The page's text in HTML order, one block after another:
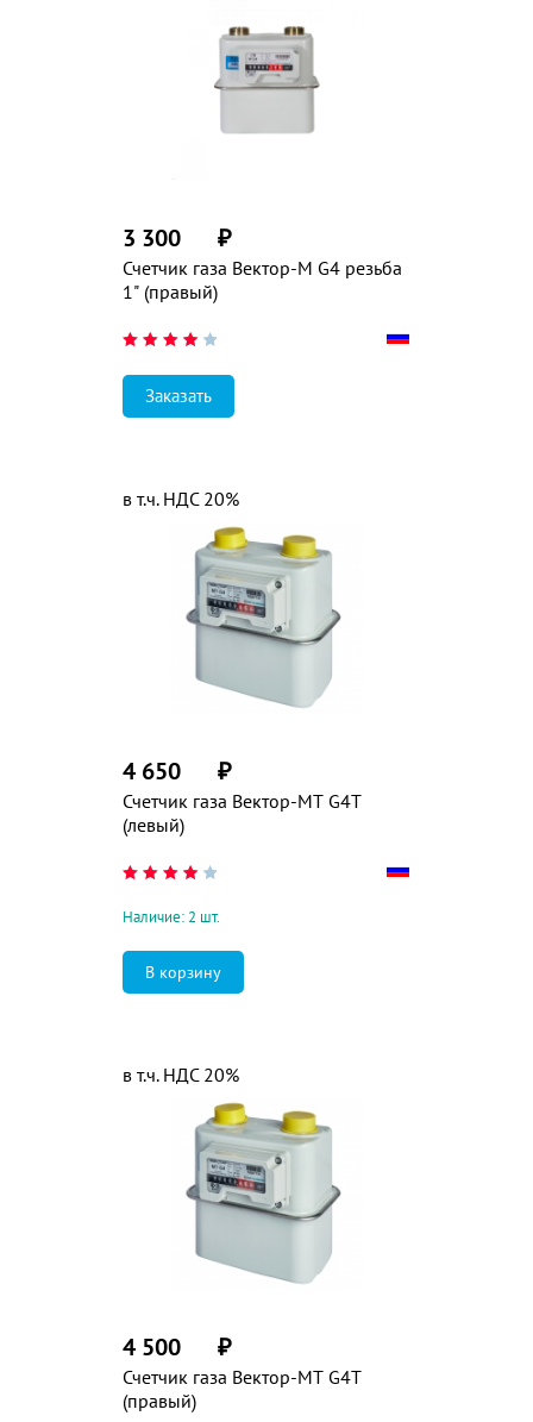
Счетчик газа Вектор-М G4 резьба
1" (правый)
3 300 ₽
Заказать
Счетчик газа Вектор-МТ G4T
(левый)
4 650 ₽
в т.ч. НДС 20%
Наличие: 2 шт.
Счетчик газа Вектор-МТ G4T
(правый)
4 500 ₽
в т.ч. НДС 20%